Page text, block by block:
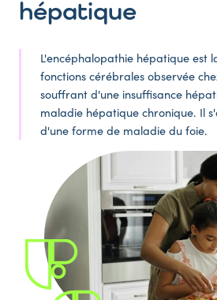
hépatique
L'encéphalopathie hépatique est
fonctions cérébrales observée
souffrant d'une insuffisance
maladie hépatique chronique. Il
d'une forme de maladie du foie.